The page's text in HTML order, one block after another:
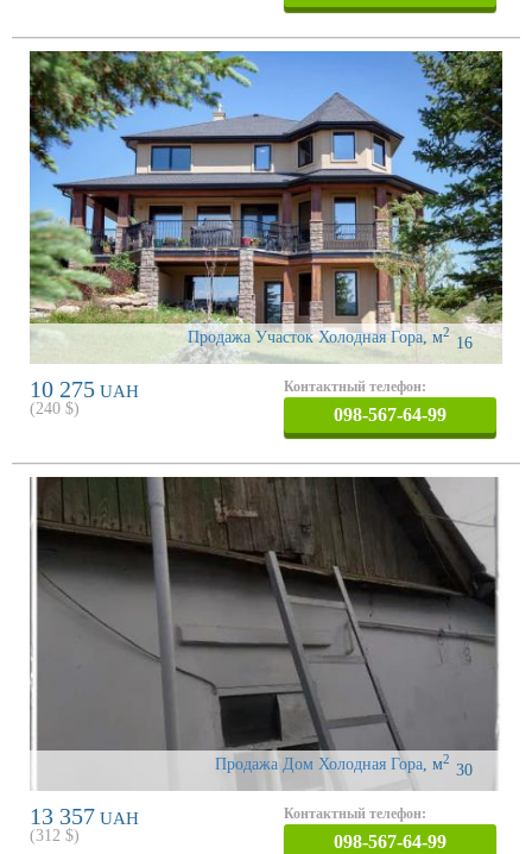
Продажа Участок Холодная Гора, 16
м2
10 275 UAH
(240 $)
Контактный телефон:
098-567-64-99
Продажа Дом Холодная Гора, 30
м2
13 357 UAH
(312 $)
Контактный телефон:
098-567-64-99